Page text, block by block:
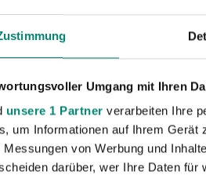
Umgang mit Ihren
unsere 1 Partner verarbeiten Ihre
um Informationen auf Ihrem Gerät
Messungen von Werbung und
darüber, wer Ihre Daten
Ruhewoche wurde der 20-
Radfahren. Ab Mitte
Aspach. „Dort bringt man sehr
alles zu tun, um wieder fit zu
beim Trainingslager
nach Belek ist am 26.